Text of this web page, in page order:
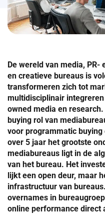
De wereld van media,
en creatieve bureaus is
transformeren zich tot
multidisciplinair
owned media en
buying rol van
voor programmatic
over 5 jaar het grootste
mediabureaus ligt in de
van het bureau. Het
lijkt een open deur, maar
infrastructuur van
overnames in
online performance direct